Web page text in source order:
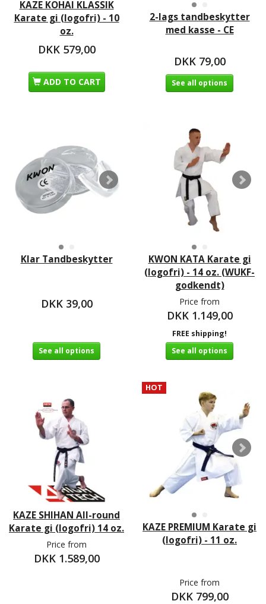
KAZE KOHAI KLASSIK
Karate gi (logofri) - 10
oz.
DKK 579,00
ADD TO CART
2-lags tandbeskytter
med kasse - CE
DKK 79,00
See all options
Klar Tandbeskytter
DKK 39,00
See all options
KWON KATA Karate gi
(logofri) - 14 oz. (WUKF-
godkendt)
Price from
DKK 1.149,00
FREE shipping!
See all options
KAZE SHIHAN All-round
Karate gi (logofri) 14 oz.
Price from
DKK 1.589,00
HOT
KAZE PREMIUM Karate gi
(logofri) - 11 oz.
Price from
DKK 799,00